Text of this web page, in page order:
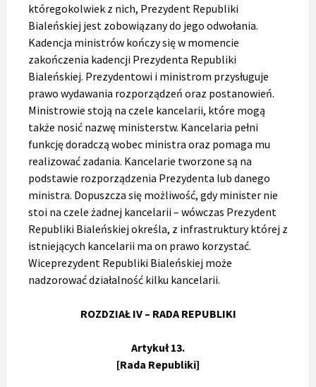
któregokolwiek z nich, Prezydent Republiki
Bialeńskiej jest zobowiązany do jego odwołania.
Kadencja ministrów kończy się w momencie
zakończenia kadencji Prezydenta Republiki
Bialeńskiej. Prezydentowi i ministrom przysługuje
prawo wydawania rozporządzeń oraz postanowień.
Ministrowie stoją na czele kancelarii, które mogą
także nosić nazwę ministerstw. Kancelaria pełni
funkcję doradczą wobec ministra oraz pomaga mu
realizować zadania. Kancelarie tworzone są na
podstawie rozporządzenia Prezydenta lub danego
ministra. Dopuszcza się możliwość, gdy minister nie
stoi na czele żadnej kancelarii – wówczas Prezydent
Republiki Bialeńskiej określa, z infrastruktury której z
istniejących kancelarii ma on prawo korzystać.
Wiceprezydent Republiki Bialeńskiej może
nadzorować działalność kilku kancelarii.
ROZDZIAŁ IV – RADA REPUBLIKI
Artykuł 13.
[Rada Republiki]